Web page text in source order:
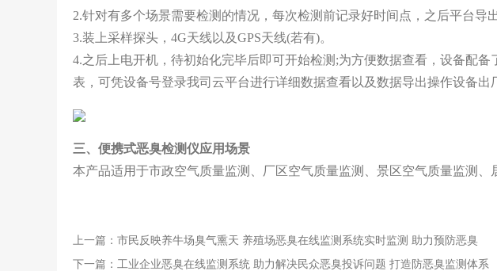
2.针对有多个场景需要检测的情况，每次检测前记录好时间点，之后平台导
3.装上采样探头，4G天线以及GPS天线(若有)。
4.之后上电开机，待初始化完毕后即可开始检测;为方便数据查看，设备配
表，可凭设备号登录我司云平台进行详细数据查看以及数据导出操作设备
三、便携式恶臭检测仪应用场景
本产品适用于市政空气质量监测、厂区空气质量监测、景区空气质量监测、
上一篇：市民反映养牛场臭气熏天 养殖场恶臭在线监测系统实时监测 助力预防恶臭
下一篇：工业企业恶臭在线监测系统 助力解决民众恶臭投诉问题 打造防恶臭监测体系